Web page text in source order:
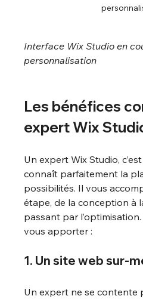
Interface Wix Studio en
personnalisation
Les bénéfices
expert Wix
Un expert Wix Studio,
connaît parfaitement la
possibilités. Il vous
étape, de la conception à
passant par l’optimisation.
vous apporter :
1. Un site web sur-
Un expert ne se contente